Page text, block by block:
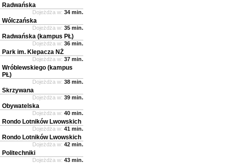
Radwańska
Dojeżdża w: 34 min.
Wólczańska
Dojeżdża w: 35 min.
Radwańska (kampus PŁ)
Dojeżdża w: 36 min.
Park im. Klepacza NŻ
Dojeżdża w: 37 min.
Wróblewskiego (kampus
PŁ)
Dojeżdża w: 38 min.
Skrzywana
Dojeżdża w: 39 min.
Obywatelska
Dojeżdża w: 40 min.
Rondo Lotników Lwowskich
Dojeżdża w: 41 min.
Rondo Lotników Lwowskich
Dojeżdża w: 42 min.
Politechniki
Dojeżdża w: 43 min.